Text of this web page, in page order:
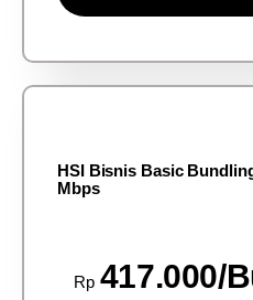
HSI Bisnis Basic
Mbps
Rp 417.000/